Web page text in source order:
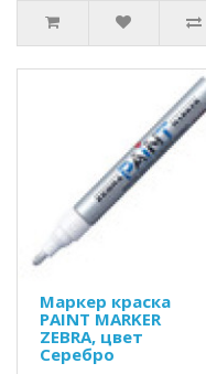
Маркер краска
PAINT MARKER
ZEBRA, цвет
Серебро